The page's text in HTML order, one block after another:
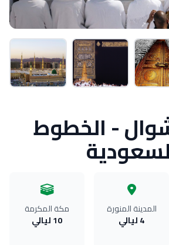
- الخطوط
المدينة المنورة
4 ليالي
مكة المكرمة
10 ليالي